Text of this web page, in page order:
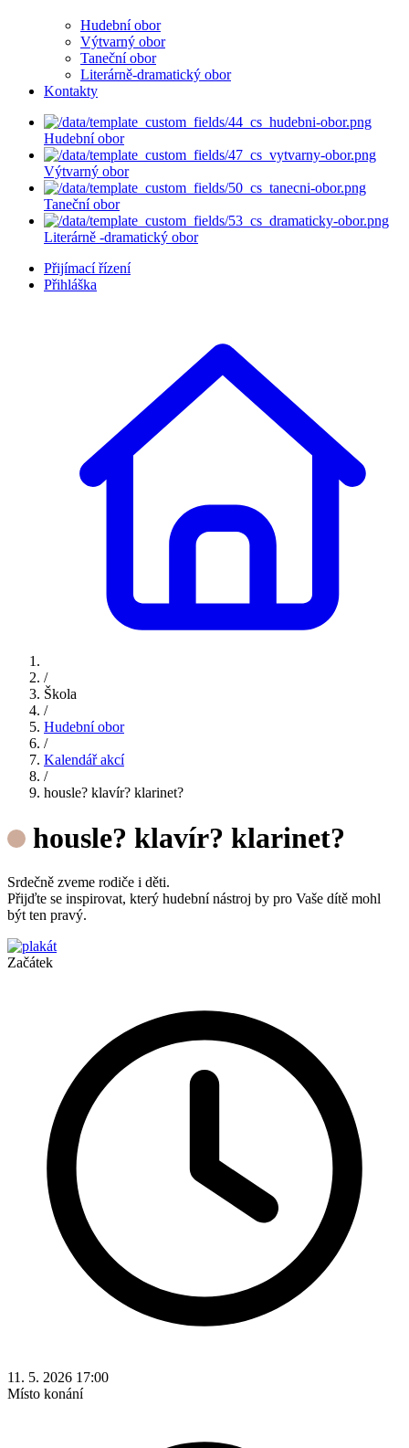
Hudební obor
Výtvarný obor
Taneční obor
Literárně-dramatický obor
Kontakty
Hudební obor
Výtvarný obor
Taneční obor
Literárně -dramatický obor
Přijímací řízení
Přihláška
/
Škola
/
Hudební obor
/
Kalendář akcí
/
housle? klavír? klarinet?
housle? klavír? klarinet?
Srdečně zveme rodiče i děti.
Přijďte se inspirovat, který hudební nástroj by pro Vaše dítě mohl
být ten pravý.
Začátek
11. 5. 2026 17:00
Místo konání